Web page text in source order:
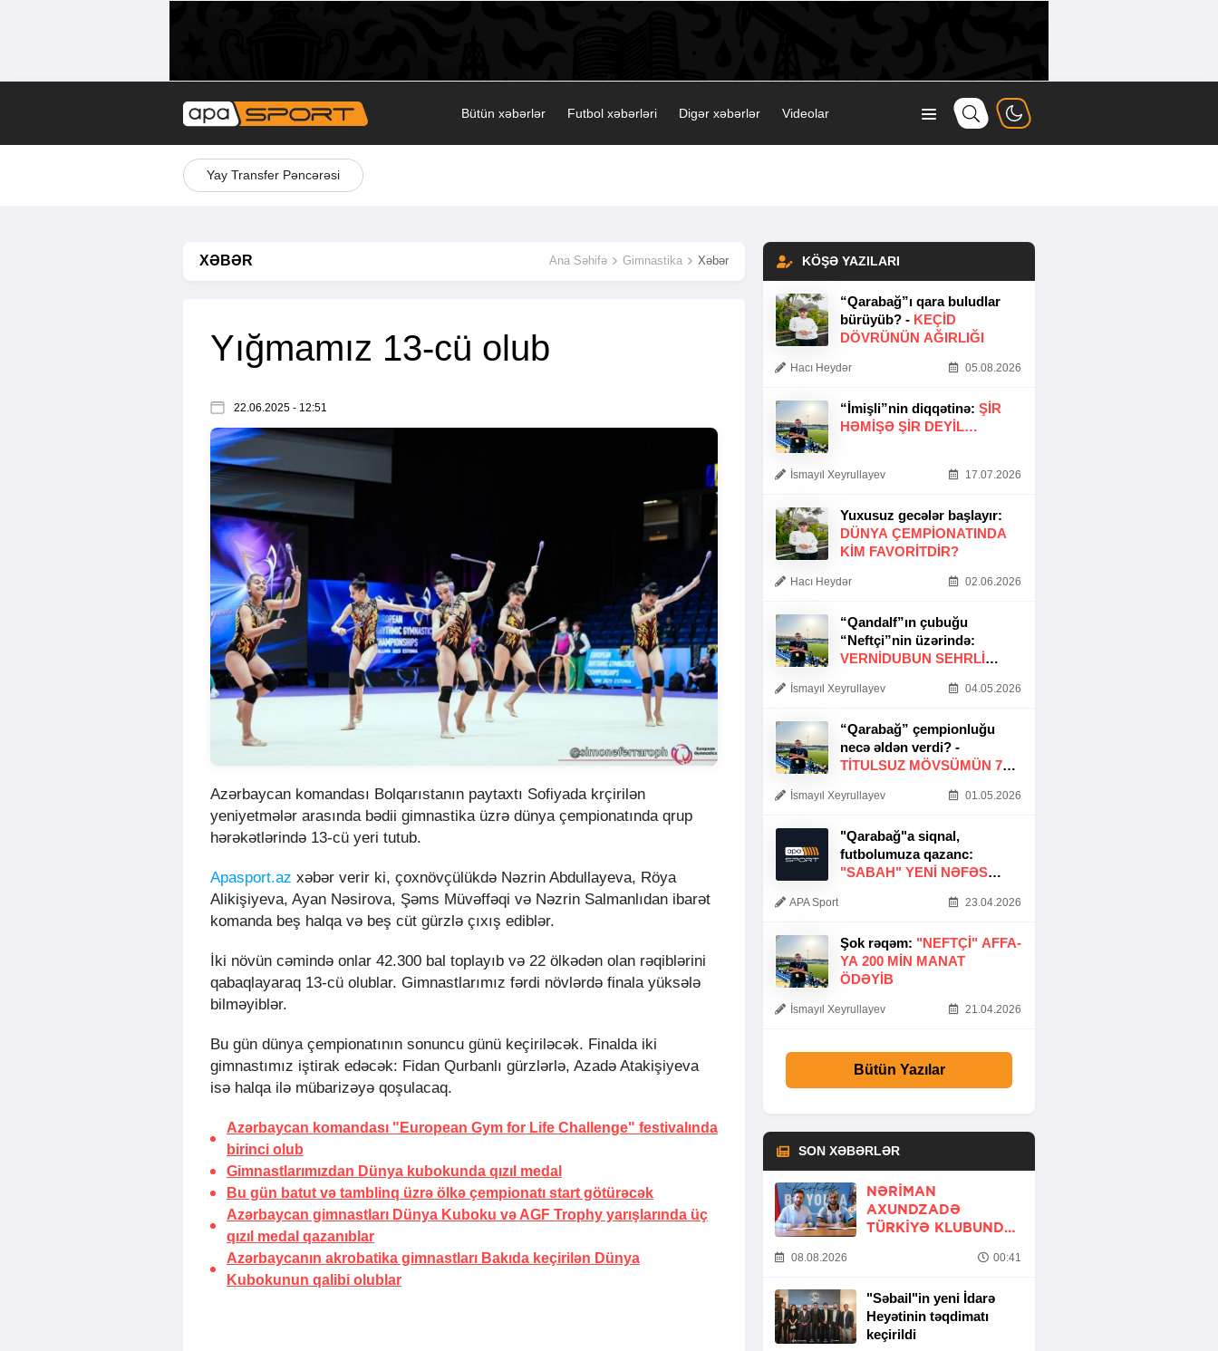
Bütün xəbərlər Futbol xəbərləri Digər xəbərlər Videolar
Yay Transfer Pəncərəsi
XƏBƏR Ana Səhifə Gimnastika Xəbər
Yığmamız 13-cü olub
22.06.2025 - 12:51
Azərbaycan komandası Bolqarıstanın paytaxtı Sofiyada krçirilən
yeniyetmələr arasında bədii gimnastika üzrə dünya çempionatında qrup
hərəkətlərində 13-cü yeri tutub.
Apasport.az xəbər verir ki, çoxnövçülükdə Nəzrin Abdullayeva, Röya
Alikişiyeva, Ayan Nəsirova, Şəms Müvəffəqi və Nəzrin Salmanlıdan ibarət
komanda beş halqa və beş cüt gürzlə çıxış ediblər.
İki növün cəmində onlar 42.300 bal toplayıb və 22 ölkədən olan rəqiblərini
qabaqlayaraq 13-cü olublar. Gimnastlarımız fərdi növlərdə finala yüksələ
bilməyiblər.
Bu gün dünya çempionatının sonuncu günü keçiriləcək. Finalda iki
gimnastımız iştirak edəcək: Fidan Qurbanlı gürzlərlə, Azadə Atakişiyeva
isə halqa ilə mübarizəyə qoşulacaq.
Azərbaycan komandası "European Gym for Life Challenge" festivalında
birinci olub
Gimnastlarımızdan Dünya kubokunda qızıl medal
Bu gün batut və tamblinq üzrə ölkə çempionatı start götürəcək
Azərbaycan gimnastları Dünya Kuboku və AGF Trophy yarışlarında üç
qızıl medal qazanıblar
Azərbaycanın akrobatika gimnastları Bakıda keçirilən Dünya
Kubokunun qalibi olublar
KÖŞƏ YAZILARI
“Qarabağ”ı qara buludlar
bürüyüb? - KEÇID
DÖVRÜNÜN AĞIRLIĞI
Hacı Heydər 05.08.2026
“İmişli”nin diqqətinə: ŞIR
HƏMIŞƏ ŞIR DEYIL…
İsmayıl Xeyrullayev 17.07.2026
Yuxusuz gecələr başlayır:
DÜNYA ÇEMPIONATINDA
KIM FAVORITDIR?
Hacı Heydər 02.06.2026
“Qandalf”ın çubuğu
“Neftçi”nin üzərində:
VERNİDUBUN SEHRLİ
İsmayıl Xeyrullayev 04.05.2026
“Qarabağ” çempionluğu
necə əldən verdi? -
TITULSUZ MÖVSÜMÜN 7
İsmayıl Xeyrullayev 01.05.2026
"Qarabağ"a siqnal,
futbolumuza qazanc:
"SABAH" YENI NƏFƏS
APA Sport 23.04.2026
Şok rəqəm: "NEFTÇI" AFFA-
YA 200 MIN MANAT
ÖDƏYIB
İsmayıl Xeyrullayev 21.04.2026
Bütün Yazılar
SON XƏBƏRLƏR
NƏRIMAN
AXUNDZADƏ
TÜRKIYƏ KLUBUNDA
08.08.2026 00:41
"Səbail"in yeni İdarə
Heyətinin təqdimatı
keçirildi